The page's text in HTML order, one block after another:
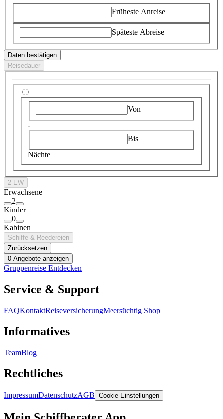
Früheste Anreise
Späteste Abreise
Daten bestätigen
Reisedauer
Von
-
Bis
Nächte
2 EW
Erwachsene
2
Kinder
0
Kabinen
Schiffe & Reedereien
Zurücksetzen
0 Angebote anzeigen
Gruppenreise Entdecken
Service & Support
FAQKontaktReiseversicherungMeersüchtig Shop
Informatives
TeamBlog
Rechtliches
ImpressumDatenschutzAGB Cookie-Einstellungen